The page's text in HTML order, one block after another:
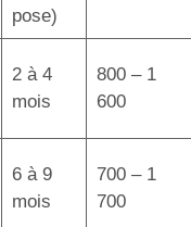
pose)
2 à 4
mois
800 – 1
600
6 à 9
mois
700 – 1
700